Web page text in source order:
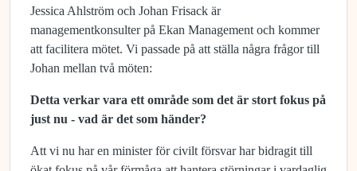
Jessica Ahlström och Johan Frisack är
managementkonsulter på Ekan Management och kommer
att facilitera mötet. Vi passade på att ställa några frågor till
Johan mellan två möten:
Detta verkar vara ett område som det är stort fokus på
just nu - vad är det som händer?
Att vi nu har en minister för civilt försvar har bidragit till